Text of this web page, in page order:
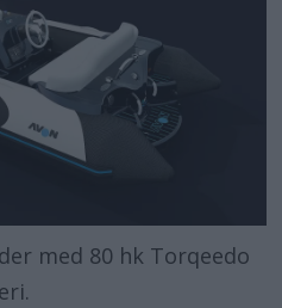
med 80 hk Torqeedo